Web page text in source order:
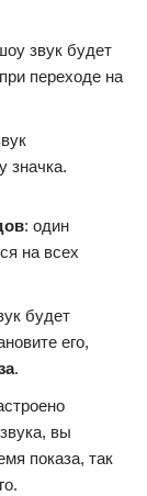
звук будет
переходе на
значка.
: один
на всех
будет
его,
.
вы
показа, так